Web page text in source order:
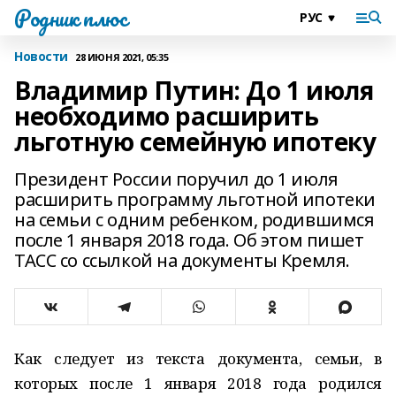
Родник плюс
Новости 28 ИЮНЯ 2021, 05:35
Владимир Путин: До 1 июля
необходимо расширить
льготную семейную ипотеку
Президент России поручил до 1 июля
расширить программу льготной ипотеки
на семьи с одним ребенком, родившимся
после 1 января 2018 года. Об этом пишет
ТАСС со ссылкой на документы Кремля.
Как следует из текста документа, семьи, в
которых после 1 января 2018 года родился